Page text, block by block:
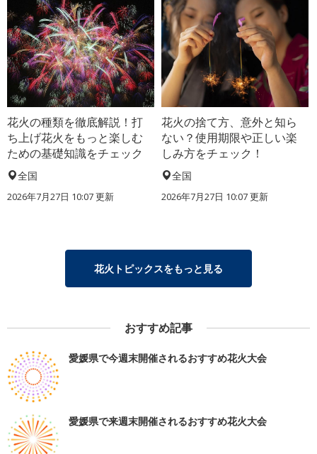
花火の種類を徹底解説！打
ち上げ花火をもっと楽しむ
ための基礎知識をチェック
全国
2026年7月27日 10:07 更新
花火の捨て方、意外と知ら
ない？使用期限や正しい楽
しみ方をチェック！
全国
2026年7月27日 10:07 更新
花火トピックスをもっと見る
おすすめ記事
愛媛県で今週末開催されるおすすめ花火大会
愛媛県で来週末開催されるおすすめ花火大会